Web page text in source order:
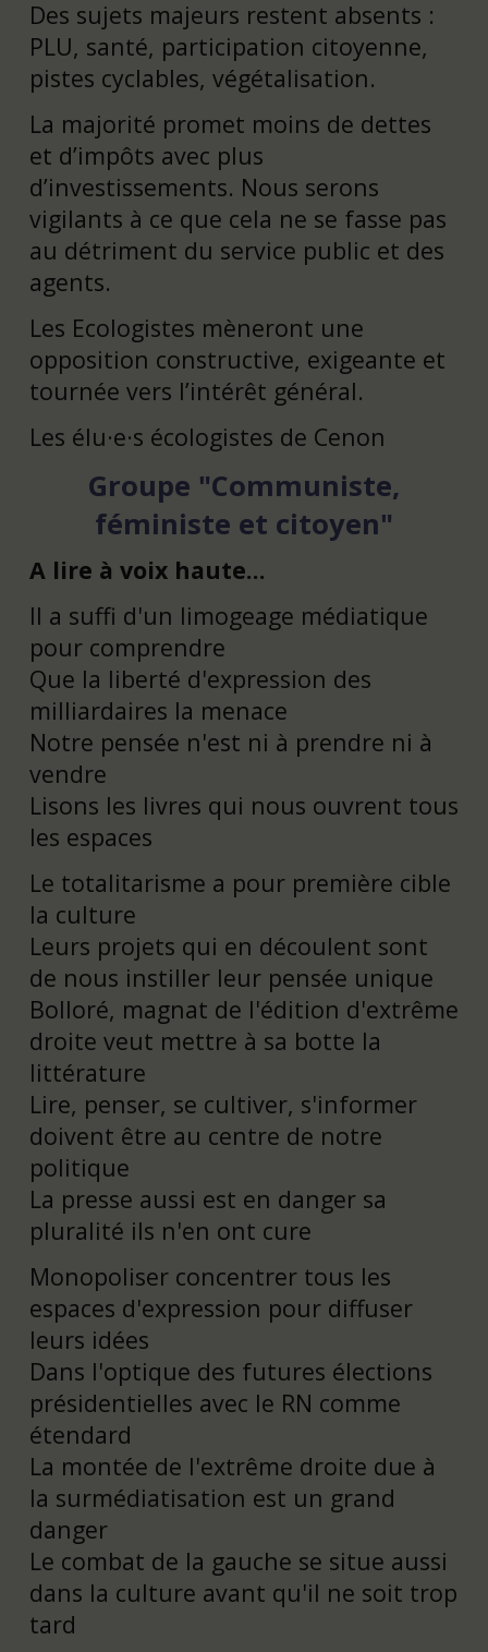
Des sujets majeurs restent absents :
PLU, santé, participation citoyenne,
pistes cyclables, végétalisation.
La majorité promet moins de dettes
et d’impôts avec plus
d’investissements. Nous serons
vigilants à ce que cela ne se fasse pas
au détriment du service public et des
agents.
Les Ecologistes mèneront une
opposition constructive, exigeante et
tournée vers l’intérêt général.
Les élu·e·s écologistes de Cenon
Groupe "Communiste,
féministe et citoyen"
A lire à voix haute…
Il a suffi d'un limogeage médiatique
pour comprendre
Que la liberté d'expression des
milliardaires la menace
Notre pensée n'est ni à prendre ni à
vendre
Lisons les livres qui nous ouvrent tous
les espaces
Le totalitarisme a pour première cible
la culture
Leurs projets qui en découlent sont
de nous instiller leur pensée unique
Bolloré, magnat de l'édition d'extrême
droite veut mettre à sa botte la
littérature
Lire, penser, se cultiver, s'informer
doivent être au centre de notre
politique
La presse aussi est en danger sa
pluralité ils n'en ont cure
Monopoliser concentrer tous les
espaces d'expression pour diffuser
leurs idées
Dans l'optique des futures élections
présidentielles avec le RN comme
étendard
La montée de l'extrême droite due à
la surmédiatisation est un grand
danger
Le combat de la gauche se situe aussi
dans la culture avant qu'il ne soit trop
tard